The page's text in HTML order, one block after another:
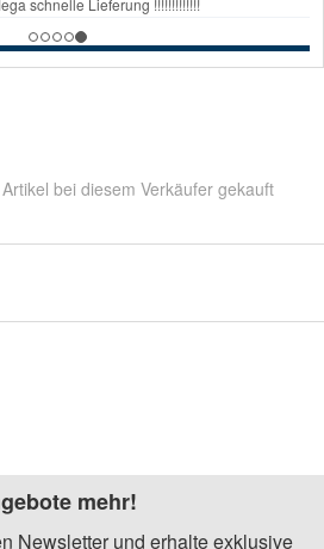
bei diesem Verkäufer gekauft
mehr!
Newsletter und erhalte exklusive